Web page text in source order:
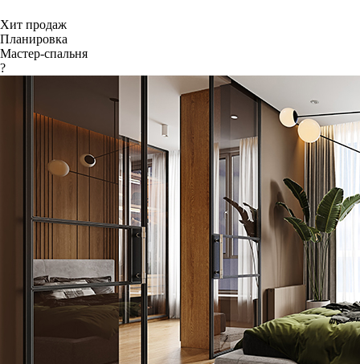
Хит продаж
Планировка
Мастер-спальня
?